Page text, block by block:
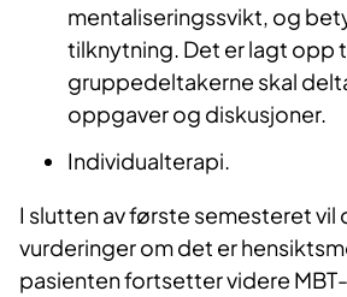
mentaliseringssvikt, og
tilknytning. Det er lagt opp
gruppedeltakerne skal
oppgaver og diskusjoner.
Individualterapi.
I slutten av første semesteret vil
vurderinger om det er
pasienten fortsetter videre